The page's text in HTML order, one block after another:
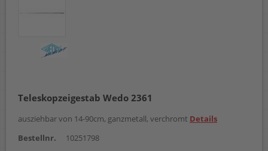
Teleskopzeigestab Wedo 2361
ausziehbar von 14-90cm, ganzmetall, verchromt Details
Bestellnr.
10251798